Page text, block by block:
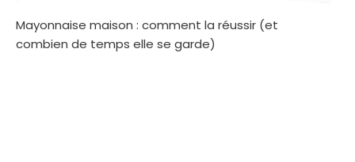
Mayonnaise maison : comment la réussir (et
combien de temps elle se garde)